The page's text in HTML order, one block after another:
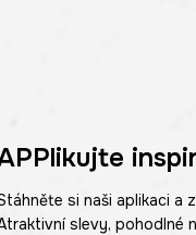
si naši aplikaci a
slevy, pohodlné